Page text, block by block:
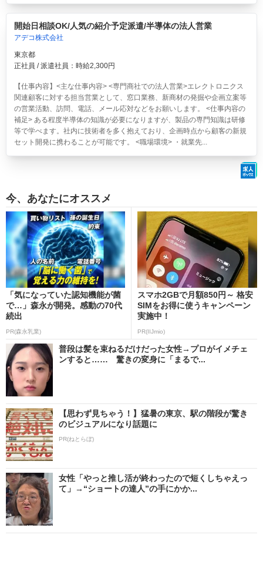
開始日相談OK/人気の紹介予定派遣/半導体の法人営業
アデコ株式会社
東京都
正社員 / 派遣社員：時給2,300円
【仕事内容】<主な仕事内容> <専門商社での法人営業>エレクトロニクス
関連顧客に対する担当営業として、窓口業務、新商材の発掘や企画立案等
の営業活動、訪問、電話、メール応対などをお願いします。 <仕事内容の
補足> ある程度半導体の知識が必要になりますが、製品の専門知識は研修
等で学べます。社内に技術者を多く抱えており、企画時点から顧客の新規
セット開発に携わることが可能です。 <職場環境> ・就業先...
今、あなたにオススメ
「気になっていた認知機能が菌
で…」森永が開発。感動の70代
続出
PR(森永乳業)
スマホ2GBで月額850円～ 格安
SIMをお得に使うキャンペーン
実施中！
PR(IIJmio)
普段は髪を束ねるだけだった女性→プロがイメチェ
ンすると…… 驚きの変身に「まるで...
【思わず見ちゃう！】猛暑の東京、駅の階段が驚き
のビジュアルになり話題に
PR(ねとらぼ)
女性「やっと推し活が終わったので短くしちゃえっ
て」→“ショートの達人”の手にかか...